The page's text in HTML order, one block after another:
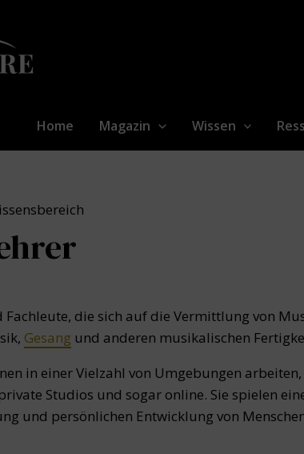
Home Magazin Wissen
Fachleute, die sich auf die Vermittlung von
Gesang und anderen musikalischen
in einer Vielzahl von Umgebungen
Studios und sogar online. Sie spielen
und persönlichen Entwicklung von